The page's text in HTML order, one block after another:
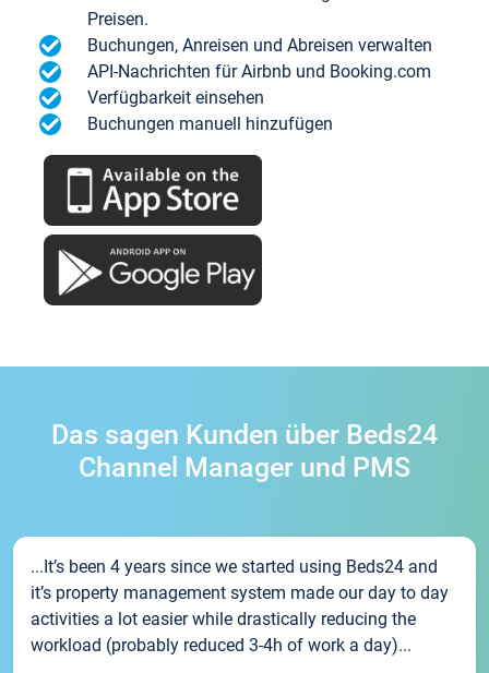
Preisen.
Buchungen, Anreisen und Abreisen verwalten
API-Nachrichten für Airbnb und Booking.com
Verfügbarkeit einsehen
Buchungen manuell hinzufügen
Das sagen Kunden über Beds24
Channel Manager und PMS
...It’s been 4 years since we started using Beds24 and
it’s property management system made our day to day
activities a lot easier while drastically reducing the
workload (probably reduced 3-4h of work a day)...